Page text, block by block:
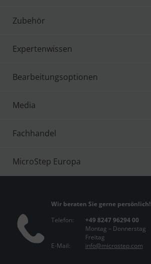
Zubehör
Expertenwissen
Bearbeitungsoptionen
Media
Fachhandel
MicroStep Europa
Wir beraten Sie gerne persönlich!
Telefon:
+49 8247 96294 00
Montag – Donnerstag
Freitag
E-Mail:
info@microstep.com